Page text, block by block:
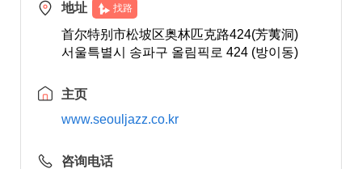
地址 找路
首尔特别市松坡区奥林匹克路424(芳荑洞)
서울특별시 송파구 올림픽로 424 (방이동)
主页
www.seouljazz.co.kr
咨询电话